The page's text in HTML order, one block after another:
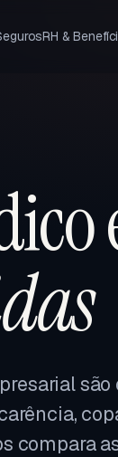
RH &
compara